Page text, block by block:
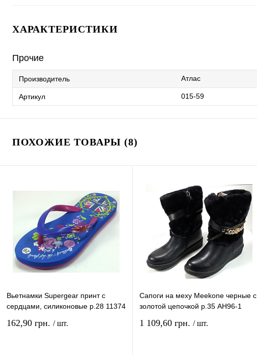
ХАРАКТЕРИСТИКИ
Прочие
Производитель Атлас
Артикул 015-59
ПОХОЖИЕ ТОВАРЫ (8)
Вьетнамки Supergear принт с
сердцами, силиконовые р.28 11374
162,90 грн. / шт.
Сапоги на меху Meekone черные с
золотой цепочкой р.35 АН96-1
1 109,60 грн. / шт.